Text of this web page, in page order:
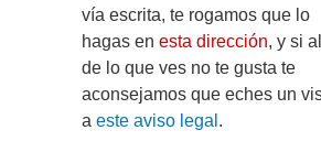
vía escrita, te rogamos que lo
hagas en esta dirección, y si
de lo que ves no te gusta te
aconsejamos que eches un
a este aviso legal .